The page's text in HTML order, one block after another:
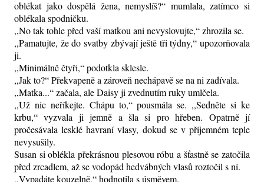
oblékat jako dospělá žena, nemyslíš?“ mumlala, zatímco si
oblékala spodničku.
,,No tak tohle před vaší matkou ani nevyslovujte,“ zhrozila se.
,,Pamatujte, že do svatby zbývají ještě tři týdny,“ upozorňovala
ji.
,,Minimálně čtyři,“ podotkla sklesle.
,,Jak to?“ Překvapeně a zároveň nechápavě se na ni zadívala.
,,Matka...“ začala, ale Daisy ji zvednutím ruky umlčela.
,,Už nic neříkejte. Chápu to,“ pousmála se. ,,Sedněte si ke
krbu,“ vyzvala ji jemně a šla si pro hřeben. Opatrně jí
pročesávala lesklé havraní vlasy, dokud se v příjemném teple
nevysušily.
Susan si oblékla překrásnou plesovou róbu a šťastně se zatočila
před zrcadlem, až se vodopád hedvábných vlasů roztočil s ní.
,,Vypadáte kouzelně,“ hodnotila s úsměvem.